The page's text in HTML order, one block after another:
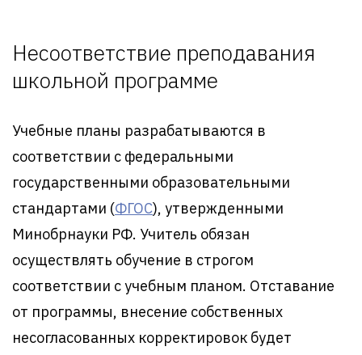
Несоответствие преподавания
школьной программе
Учебные планы разрабатываются в
соответствии с федеральными
государственными образовательными
стандартами (ФГОС), утвержденными
Минобрнауки РФ. Учитель обязан
осуществлять обучение в строгом
соответствии с учебным планом. Отставание
от программы, внесение собственных
несогласованных корректировок будет